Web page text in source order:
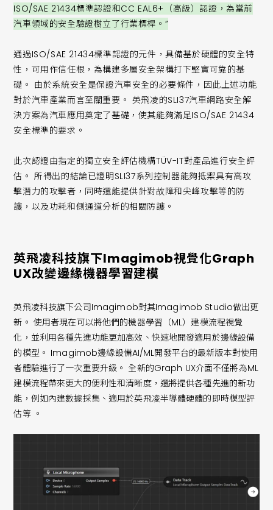
ISO/SAE 21434標準認證和CC EAL6+（高級）認證，為當前
汽車領域的安全驗證樹立了行業標桿。”
通過ISO/SAE 21434標準認證的元件，具備基於硬體的安全特
性，可用作信任根，為構建多層安全架構打下堅實可靠的基
礎。 由於系統安全是保證汽車安全的必要條件，因此上述功能
對於汽車產業而言至關重要。 英飛凌的SLI37汽車網路安全解
決方案為汽車應用奠定了基礎，使其能夠滿足ISO/SAE 21434
安全標準的要求。
此次認證由指定的獨立安全評估機構TÜV-IT對產品進行安全評
估。 所得出的結論已證明SLI37系列控制器能夠抵禦具有高攻
擊潛力的攻擊者，同時還能提供針對故障和尖峰攻擊等的防
護，以及功耗和側通道分析的相關防護。
英飛凌科技旗下Imagimob視覺化Graph
UX改變邊緣機器學習建模
英飛凌科技旗下公司Imagimob對其Imagimob Studio做出更
新。 使用者現在可以將他們的機器學習（ML）建模流程視覺
化，並利用各種先進功能更加高效、快速地開發適用於邊緣設備
的模型。 Imagimob邊緣設備AI/ML開發平台的最新版本對使用
者體驗進行了一次重要升級。 全新的Graph UX介面不僅將為ML
建模流程帶來更大的便利性和清晰度，還將提供各種先進的新功
能，例如內建數據採集、適用於英飛凌半導體硬體的即時模型評
估等 。